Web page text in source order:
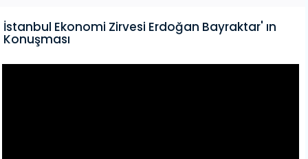
Korean
İstanbul Ekonomi Zirvesi Erdoğan Bayraktar' ın
Konuşması